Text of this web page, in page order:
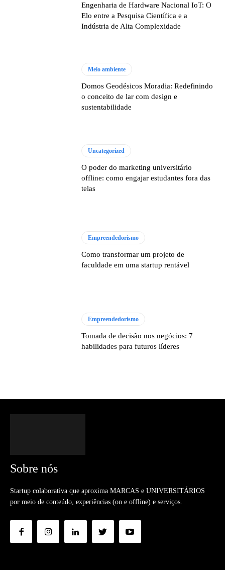
Engenharia de Hardware Nacional IoT: O
Elo entre a Pesquisa Científica e a
Indústria de Alta Complexidade
Meio ambiente
Domos Geodésicos Moradia: Redefinindo
o conceito de lar com design e
sustentabilidade
Uncategorized
O poder do marketing universitário
offline: como engajar estudantes fora das
telas
Empreendedorismo
Como transformar um projeto de
faculdade em uma startup rentável
Empreendedorismo
Tomada de decisão nos negócios: 7
habilidades para futuros líderes
Sobre nós
Startup colaborativa que aproxima MARCAS e UNIVERSITÁRIOS
por meio de conteúdo, experiências (on e offline) e serviços.